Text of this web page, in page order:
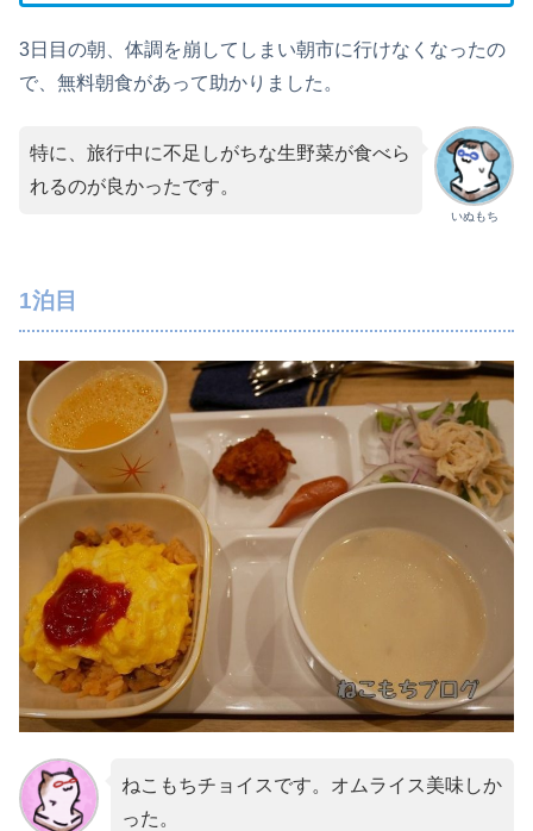
3日目の朝、体調を崩してしまい朝市に行けなくなったの
で、無料朝食があって助かりました。
いぬもち
特に、旅行中に不足しがちな生野菜が食べら
れるのが良かったです。
1泊目
ねこもちチョイスです。オムライス美味しか
った。